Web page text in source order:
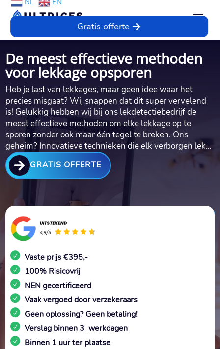
NL EN
Gratis offerte
De meest effectieve methoden
voor lekkage opsporen
Heb je last van lekkages, maar geen idee waar het
precies misgaat? Wij snappen dat dit super vervelend
is! Gelukkig hebben wij bij ons lekdetectiebedrijf de
meest effectieve methoden om elke lekkage op te
sporen zonder ook maar één tegel te breken.​ Ons
geheim? Innovatieve technieken die elk verborgen lek…
 GRATIS OFFERTE
Vaste prijs €395,-
100% Risicovrij
NEN gecertificeerd
Vaak vergoed door verzekeraars
Geen oplossing? Geen betaling!
Verslag binnen 3 werkdagen
Binnen 1 uur ter plaatse